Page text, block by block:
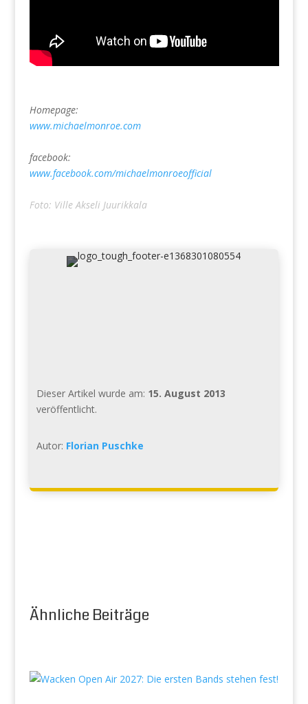
Homepage:
www.michaelmonroe.com
facebook:
www.facebook.com/michaelmonroeofficial
Foto: Ville Akseli Juurikkala
Dieser Artikel wurde am: 15. August 2013
veröffentlicht.
Autor: Florian Puschke
Ähnliche Beiträge